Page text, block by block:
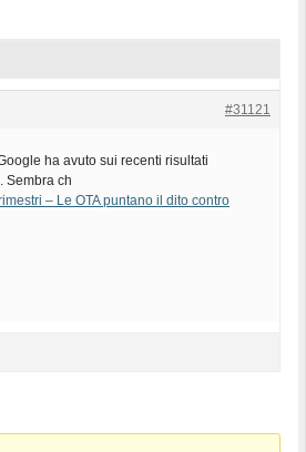
#31121
ha avuto sui recenti risultati
Sembra ch
– Le OTA puntano il dito contro